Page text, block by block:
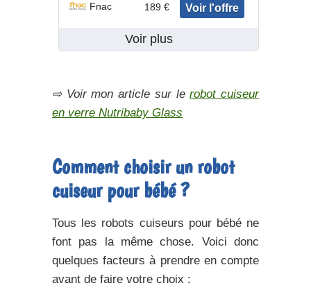
Fnac 189 €
Voir plus
⇨ Voir mon article sur lerobot cuiseur
en verre Nutribaby Glass
Comment choisir un robot
cuiseur pour bébé ?
Tous les robots cuiseurs pour bébé ne
font pas la même chose. Voici donc
quelques facteurs à prendre en compte
avant de faire votre choix :